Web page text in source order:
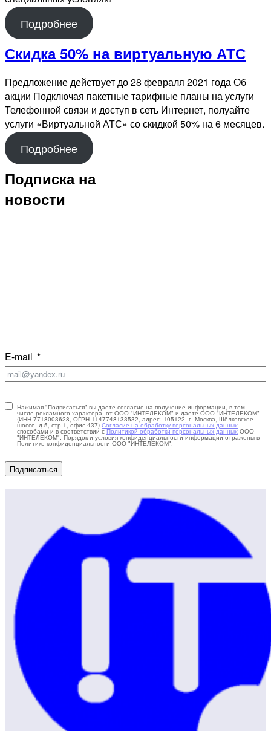
Подробнее
Скидка 50% на виртуальную АТС
Предложение действует до 28 февраля 2021 года Об
акции Подключая пакетные тарифные планы на услуги
Телефонной связи и доступ в сеть Интернет, полуайте
услуги «Виртуальной АТС» со скидкой 50% на 6 месяцев.
Подробнее
Подписка на
новости
E-mail
Нажимая "Подписаться" вы даете согласие на получение информации, в том
числе рекламного характера, от ООО "ИНТЕЛЕКОМ" и даете ООО "ИНТЕЛЕКОМ"
(ИНН 7718003628, ОГРН 1147748133532, адрес: 105122, г. Москва, Щёлковское
шоссе, д.5, стр.1, офис 437) Согласие на обработку персональных данных
способами и в соответствии сПолитикой обработки персональных данных ООО
"ИНТЕЛЕКОМ". Порядок и условия конфиденциальности информации отражены в
Политике конфиденциальности ООО "ИНТЕЛЕКОМ".
Подписаться